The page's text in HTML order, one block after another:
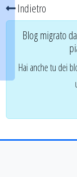
Indietro
Blog migrato
Hai anche tu dei